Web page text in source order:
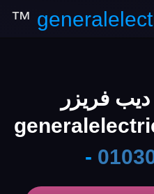
™
ديب فريزر
-